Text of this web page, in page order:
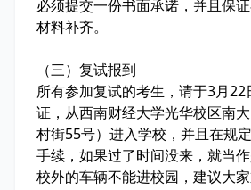
必须提交一份书面承诺，并且保
材料补齐。
（三）复试报到
所有参加复试的考生，请于3月
证，从西南财经大学光华校区南
村街55号）进入学校，并且在规
手续，如果过了时间没来，就当作
校外的车辆不能进校园，建议大